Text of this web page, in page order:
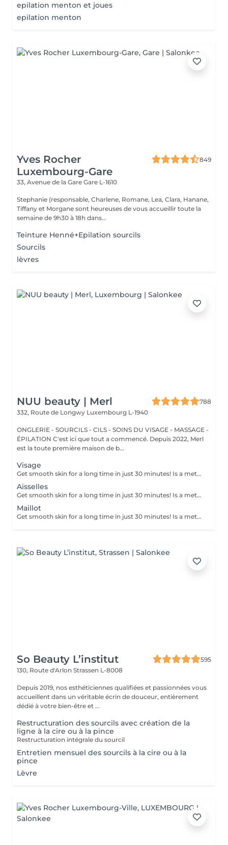
epilation menton et joues
epilation menton
Yves Rocher
Luxembourg-Gare
849
33, Avenue de la Gare Gare L-1610
Stephanie (responsable, Charlene, Romane, Lea, Clara, Hanane,
Tiffany et Morgane sont heureuses de vous accueillir toute la
semaine de 9h30 à 18h dans...
Teinture Henné+Epilation sourcils
Sourcils
lèvres
NUU beauty | Merl
788
332, Route de Longwy Luxembourg L-1940
ONGLERIE - SOURCILS - CILS - SOINS DU VISAGE - MASSAGE -
ÉPILATION C'est ici que tout a commencé. Depuis 2022, Merl
est la toute première maison de b...
Visage
Get smooth skin for a long time in just 30 minutes! Is a method of hair removal when your hair is pulled out with warm wax with the hair follicle. How is wax epilation done? - preparation (the beautician applies a special antiseptic lotion to the skin) - wax is applied (the wax mixture is heated to a certain temperature, after which it is applied to the skin using a wooden stick) - depilation (after the wax hardens the beautician removes the wax strips with hair using sharp movements) - wax residue are removed (wax residues are cleaned off and aloe vera cream is applied) Age restrictions: recommended to do from 14 years. Post procedure recommendations: recommended to do not take hot bath, do not visit sauna, do not swim in the pool for 12 hours after the procedure - it can cause irritation. Frequency: once in 4 weeks.
Aisselles
Get smooth skin for a long time in just 30 minutes! Is a method of hair removal when your hair is pulled out with warm wax with the hair follicle. How is wax epilation done? - preparation (the beautician applies a special antiseptic lotion to the skin) - wax is applied (the wax mixture is heated to a certain temperature, after which it is applied to the skin using a wooden stick) - depilation (after the wax hardens the beautician removes the wax strips with hair using sharp movements) - wax residue are removed (wax residues are cleaned off and aloe vera cream is applied) Age restrictions: recommended to do from 14 years. Post procedure recommendations: recommended to do not take hot bath, do not visit sauna, do not swim in the pool for 12 hours after the procedure - it can cause irritation. Frequency: once in 4 weeks.
Maillot
Get smooth skin for a long time in just 30 minutes! Is a method of hair removal when your hair is pulled out with warm wax with the hair follicle. How is wax epilation done? - preparation (the beautician applies a special antiseptic lotion to the skin) - wax is applied (the wax mixture is heated to a certain temperature, after which it is applied to the skin using a wooden stick) - depilation (after the wax hardens the beautician removes the wax strips with hair using sharp movements) - wax residue are removed (wax residues are cleaned off and aloe vera cream is applied) Age restrictions: recommended to do from 14 years. Post procedure recommendations: recommended to do not take hot bath, do not visit sauna, do not swim in the pool for 12 hours after the procedure - it can cause irritation. Frequency: once in 4 weeks.
So Beauty L’institut
595
130, Route d'Arlon Strassen L-8008
Depuis 2019, nos esthéticiennes qualifiées et passionnées vous
accueillent dans un véritable écrin de douceur, entièrement
dédié à votre bien-être et ...
Restructuration des sourcils avec création de la
ligne à la cire ou à la pince
Restructuration intégrale du sourcil
Entretien mensuel des sourcils à la cire ou à la
pince
Lèvre